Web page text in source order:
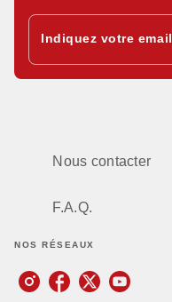
Indiquez votre email
Nous contacter
F.A.Q.
NOS RÉSEAUX